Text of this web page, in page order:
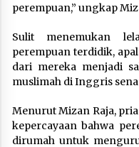
perempuan,” ungkap
Sulit menemukan
perempuan terdidik,
dari mereka menjadi
muslimah di Inggris
Menurut Mizan Raja,
kepercayaan bahwa
dirumah untuk